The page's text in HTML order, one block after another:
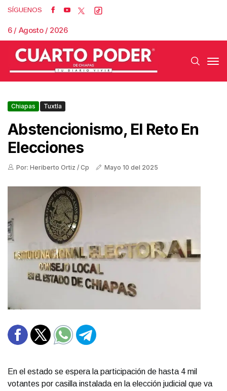
SÍGUENOS
6 / Agosto / 2026
Chiapas Tuxtla
Abstencionismo, El Reto En
Elecciones
Por: Heriberto Ortiz / Cp Mayo 10 del 2025
En el estado se espera la participación de hasta 4 mil
votantes por casilla instalada en la elección judicial que va